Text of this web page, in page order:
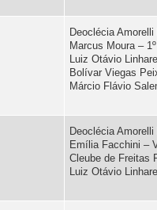
Deoclécia
Marcus Moura –
Luiz Otávio
Bolívar Viegas
Márcio Flávio
Deoclécia
Emília Facchini –
Cleube de Freitas
Luiz Otávio